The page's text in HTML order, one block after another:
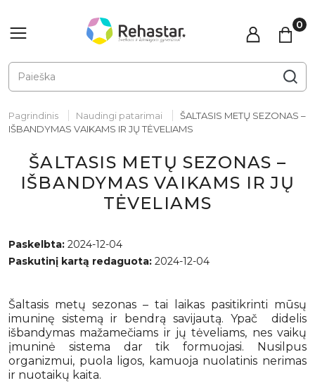
Pagrindinis Naudingi patarimai
ŠALTASIS METŲ SEZONAS –
IŠBANDYMAS VAIKAMS IR JŲ TĖVELIAMS
ŠALTASIS METŲ SEZONAS –
IŠBANDYMAS VAIKAMS IR JŲ
TĖVELIAMS
Paskelbta: 2024-12-04
Paskutinį kartą redaguota: 2024-12-04
Šaltasis metų sezonas – tai laikas pasitikrinti mūsų
imuninę sistemą ir bendrą savijautą. Ypač didelis
išbandymas mažamečiams ir jų tėveliams, nes vaikų
įmuninė sistema dar tik formuojasi. Nusilpus
organizmui, puola ligos, kamuoja nuolatinis nerimas
ir nuotaikų kaita.